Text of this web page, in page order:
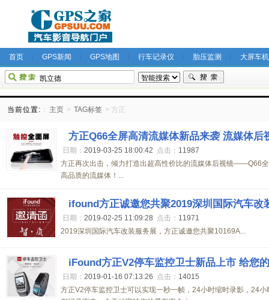
首页 GPS新闻 GPS地图 行车记录仪 胎压监测 大屏车机
当前位置: ： 主页 > TAG标签 > 方正
方正Q66全屏高清流媒体新品来袭 流媒体后
日期： 2019-03-25 18:00:42 点击： 11987
方正再次出击，倾力打造出超高性价比的流媒体后视镜——Q66
高品质的流媒体！...
ifound方正诚邀您共聚2019深圳国际汽车改
日期： 2019-02-25 11:09:28 点击： 11971
2019深圳国际汽车改装服务展，方正诚邀您共聚10169A...
iFound方正V2停车监控卫士新品上市 给您
日期： 2019-01-16 07:13:26 点击： 14015
方正V2停车监控卫士可以实现一秒一帧，24小时缩时录影，24